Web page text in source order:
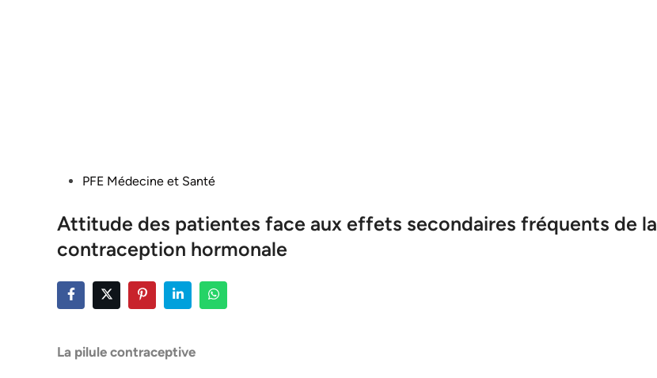
PostedPFE Médecine et Santé
Attitude des patientes face aux effets secondaires fréquents de la
contraception hormonale
La pilule contraceptive